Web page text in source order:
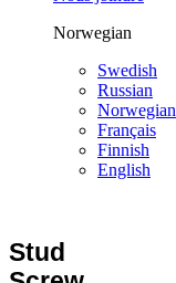
Norwegian
Swedish
Russian
Norwegian
Français
Finnish
English
Stud